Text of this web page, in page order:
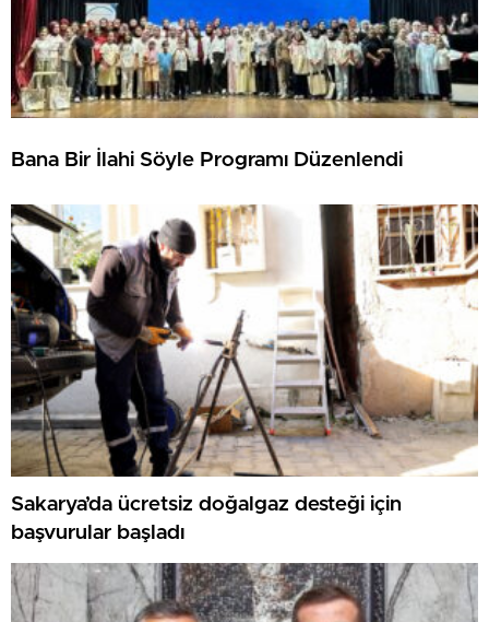
Bana Bir İlahi Söyle Programı Düzenlendi
Sakarya’da ücretsiz doğalgaz desteği için
başvurular başladı